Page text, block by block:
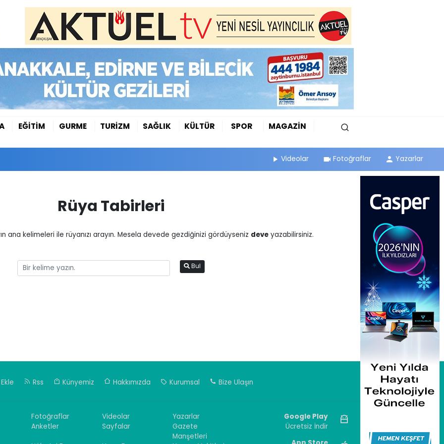
EĞİTİM GURME TURİZM SAĞLIK KÜLTÜR SPOR
MAGAZİN
Videolar Fotoğraflar Yazarlar
Rüya Tabirleri
ana kelimeleri ile rüyanızı arayın. Mesela devede gezdiğinizi gördüyseniz deve yazabilirsiniz.
Bul
Rss Künyemiz Hakkımızda Kurumsal Bize Ulaşın
Fotoğraflar Videolar
Yazarlar
Anketler
Sayfalar
Gazete
Manşetleri
Google Play
Ücretsiz İndir